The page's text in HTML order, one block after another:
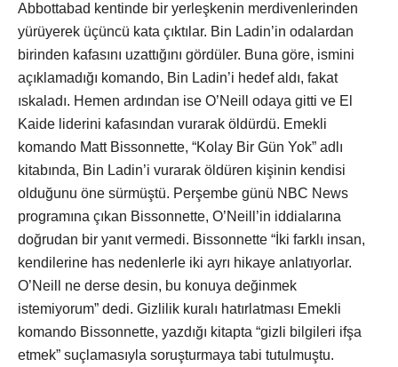
Abbottabad kentinde bir yerleşkenin merdivenlerinden
yürüyerek üçüncü kata çıktılar. Bin Ladin’in odalardan
birinden kafasını uzattığını gördüler. Buna göre, ismini
açıklamadığı komando, Bin Ladin’i hedef aldı, fakat
ıskaladı. Hemen ardından ise O’Neill odaya gitti ve El
Kaide liderini kafasından vurarak öldürdü. Emekli
komando Matt Bissonnette, “Kolay Bir Gün Yok” adlı
kitabında, Bin Ladin’i vurarak öldüren kişinin kendisi
olduğunu öne sürmüştü. Perşembe günü NBC News
programına çıkan Bissonnette, O’Neill’in iddialarına
doğrudan bir yanıt vermedi. Bissonnette “İki farklı insan,
kendilerine has nedenlerle iki ayrı hikaye anlatıyorlar.
O’Neill ne derse desin, bu konuya değinmek
istemiyorum” dedi. Gizlilik kuralı hatırlatması Emekli
komando Bissonnette, yazdığı kitapta “gizli bilgileri ifşa
etmek” suçlamasıyla soruşturmaya tabi tutulmuştu.